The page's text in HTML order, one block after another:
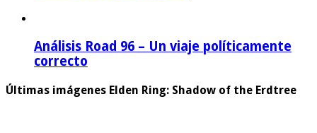
Análisis Road 96 – Un viaje políticamente
correcto
Últimas imágenes Elden Ring: Shadow of the Erdtree